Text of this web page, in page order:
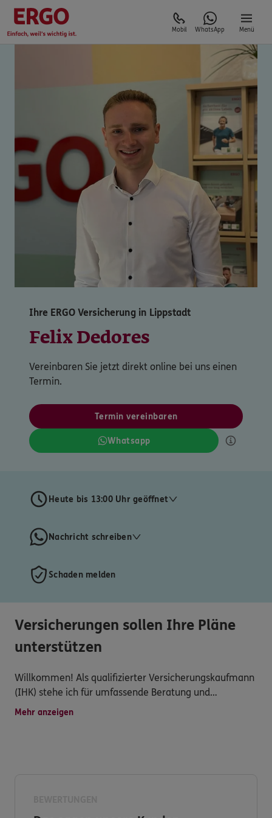
Mobil WhatsApp Menü
Ihre ERGO Versicherung in Lippstadt
Felix Dedores
Vereinbaren Sie jetzt direkt online bei uns einen
Termin.
Termin vereinbaren
Whatsapp
Heute bis 13:00 Uhr geöffnet
Nachricht schreiben
Schaden melden
Versicherungen sollen Ihre Pläne
unterstützen
Willkommen! Als qualifizierter Versicherungskaufmann
(IHK) stehe ich für umfassende Beratung und
transparente, maßgeschneiderte
Mehr anzeigen